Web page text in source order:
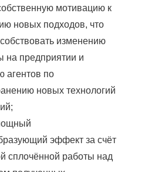
мотивацию к
новых подходов, что
изменению
на предприятии и
агентов по
новых технологий
эффект за счёт
сплочённой работы над